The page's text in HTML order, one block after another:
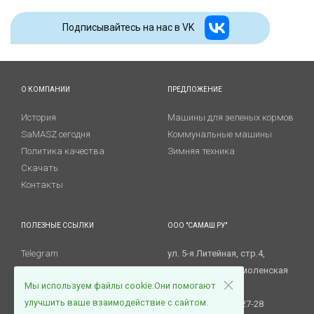
Подписывайтесь на наc в VK
О КОМПАНИИ
История
SaMASZ сегодня
Политика качества
Скачать
Контакты
ПРЕДЛОЖЕНИЕ
Машины для зеленых кормов
Коммунальные машины
Зимняя техника
ПОЛЕЗНЫЕ ССЫЛКИ
Telegram
Сервис и гарантии
Запасные части
ООО "САМАШ РУ"
ул. 5-я Литейная, стр.4,
215805 Ярцево, Смоленская
обл.
Тел.: +7 (48143) 3-27-28
Мы используем файлы cookie.Они помогают
улучшить ваше взаимодействие с сайтом.